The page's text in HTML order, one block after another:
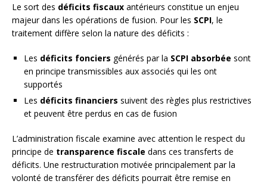
Le sort des déficits fiscaux antérieurs constitue un enjeu
majeur dans les opérations de fusion. Pour les SCPI, le
traitement diffère selon la nature des déficits :
Les déficits fonciers générés par la SCPI absorbée sont
en principe transmissibles aux associés qui les ont
supportés
Les déficits financiers suivent des règles plus restrictives
et peuvent être perdus en cas de fusion
L’administration fiscale examine avec attention le respect du
principe de transparence fiscale dans ces transferts de
déficits. Une restructuration motivée principalement par la
volonté de transférer des déficits pourrait être remise en